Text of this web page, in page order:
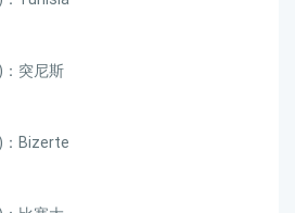
突尼斯
：Bizerte